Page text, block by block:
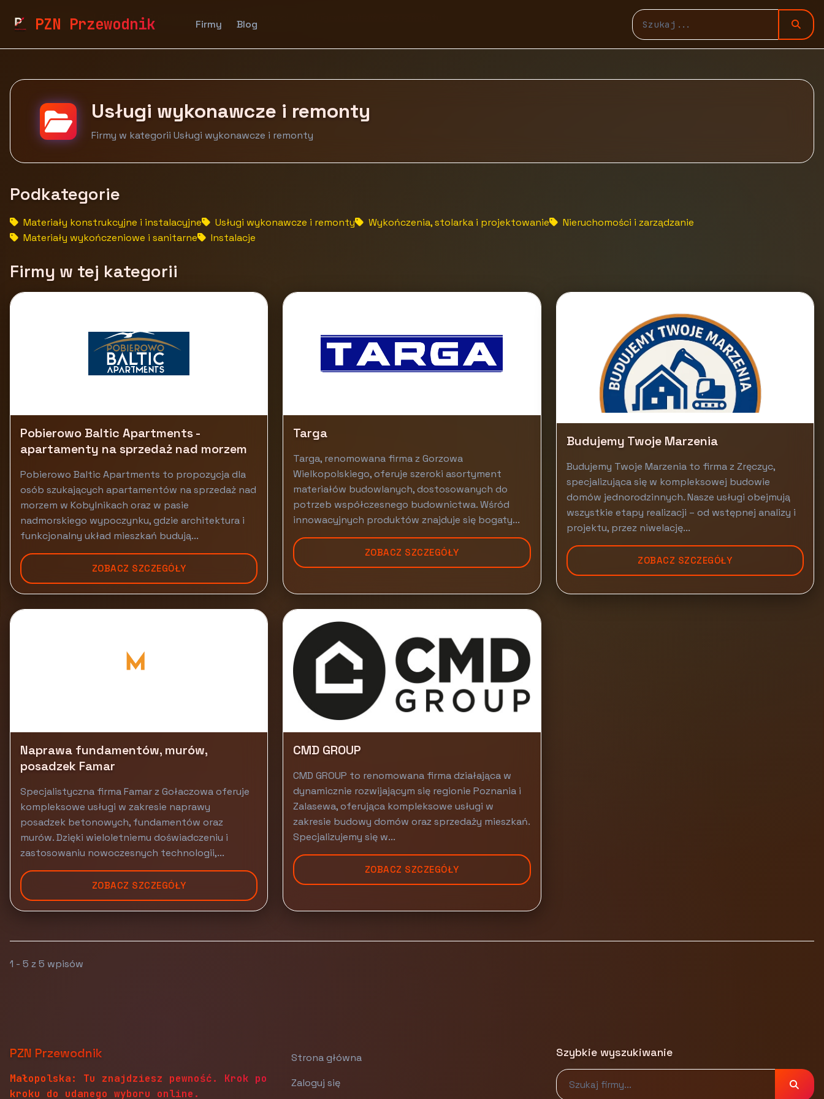
PZN Przewodnik Firmy Blog
pzn.malopolska.pl Firmy Budownictwo i nieruchomości
Usługi wykonawcze i remonty
Firmy w kategorii Usługi wykonawcze i remonty
Podkategorie
Materiały konstrukcyjne i instalacyjne Usługi wykonawcze i remonty Wykończenia, stolarka i projektowanie
Nieruchomości i zarządzanie
Materiały wykończeniowe i sanitarne
Instalacje
Firmy w tej kategorii
Pobierowo Baltic Apartments -
apartamenty na sprzedaż nad morzem
Pobierowo Baltic Apartments to propozycja dla
osób szukających apartamentów na sprzedaż nad
morzem w Kobylnikach oraz w pasie
nadmorskiego wypoczynku, gdzie architektura i
funkcjonalny układ mieszkań budują...
ZOBACZ SZCZEGÓŁY
Targa
Targa, renomowana firma z Gorzowa
Wielkopolskiego, oferuje szeroki asortyment
materiałów budowlanych, dostosowanych do
potrzeb współczesnego budownictwa. Wśród
innowacyjnych produktów znajduje się bogaty...
ZOBACZ SZCZEGÓŁY
Budujemy Twoje Marzenia
Budujemy Twoje Marzenia to firma z Zręczyc,
specjalizująca się w kompleksowej budowie
domów jednorodzinnych. Nasze usługi obejmują
wszystkie etapy realizacji – od wstępnej analizy i
projektu, przez niwelację...
ZOBACZ SZCZEGÓŁY
Naprawa fundamentów, murów,
posadzek Famar
Specjalistyczna firma Famar z Gołaczowa oferuje
kompleksowe usługi w zakresie naprawy
posadzek betonowych, fundamentów oraz
murów. Dzięki wieloletniemu doświadczeniu i
zastosowaniu nowoczesnych technologii,...
ZOBACZ SZCZEGÓŁY
CMD GROUP
CMD GROUP to renomowana firma działająca w
dynamicznie rozwijającym się regionie Poznania i
Zalasewa, oferująca kompleksowe usługi w
zakresie budowy domów oraz sprzedaży mieszkań.
Specjalizujemy się w...
ZOBACZ SZCZEGÓŁY
1 - 5 z 5 wpisów
PZN Przewodnik
Małopolska: Tu znajdziesz pewność. Krok po
kroku do udanego wyboru online.
Strona główna
Zaloguj się
Szybkie wyszukiwanie